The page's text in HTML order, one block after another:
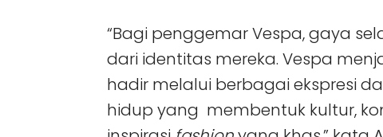
“Bagi penggemar Vespa, gaya
dari identitas mereka. Vespa
hadir melalui berbagai ekspresi
hidup yang membentuk kultur,